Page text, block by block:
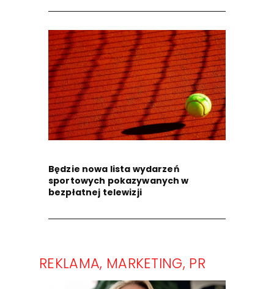
Będzie nowa lista wydarzeń
sportowych pokazywanych w
bezpłatnej telewizji
REKLAMA, MARKETING, PR